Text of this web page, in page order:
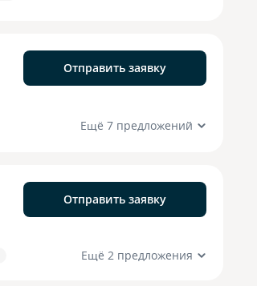
Отправить заявку
Ещё 7 предложений
Отправить заявку
Ещё 2 предложения